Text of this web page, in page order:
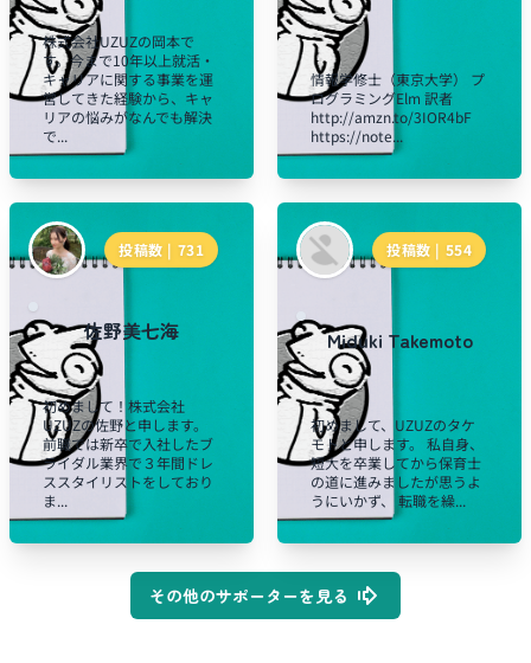
株式会社UZUZの岡本で
す。今まで10年以上就活・
キャリアに関する事業を運
営してきた経験から、キャ
リアの悩みがなんでも解決
で...
情報学修士（東京大学） プ
ログラミングElm 訳者
http://amzn.to/3IOR4bF
https://note...
投稿数 | 731
佐野美七海
初めまして！株式会社
UZUZの佐野と申します。
前職では新卒で入社したブ
ライダル業界で３年間ドレ
ススタイリストをしており
ま...
投稿数 | 554
Miduki Takemoto
初めまして、UZUZのタケ
モトと申します。 私自身、
短大を卒業してから保育士
の道に進みましたが思うよ
うにいかず、 転職を繰...
その他のサポーターを見る